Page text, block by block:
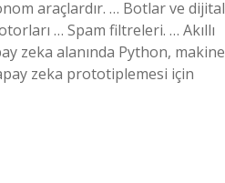
araçlardır. … Botlar ve dijital
… Spam filtreleri. … Akıllı
zeka alanında Python, makine
zeka prototiplemesi için